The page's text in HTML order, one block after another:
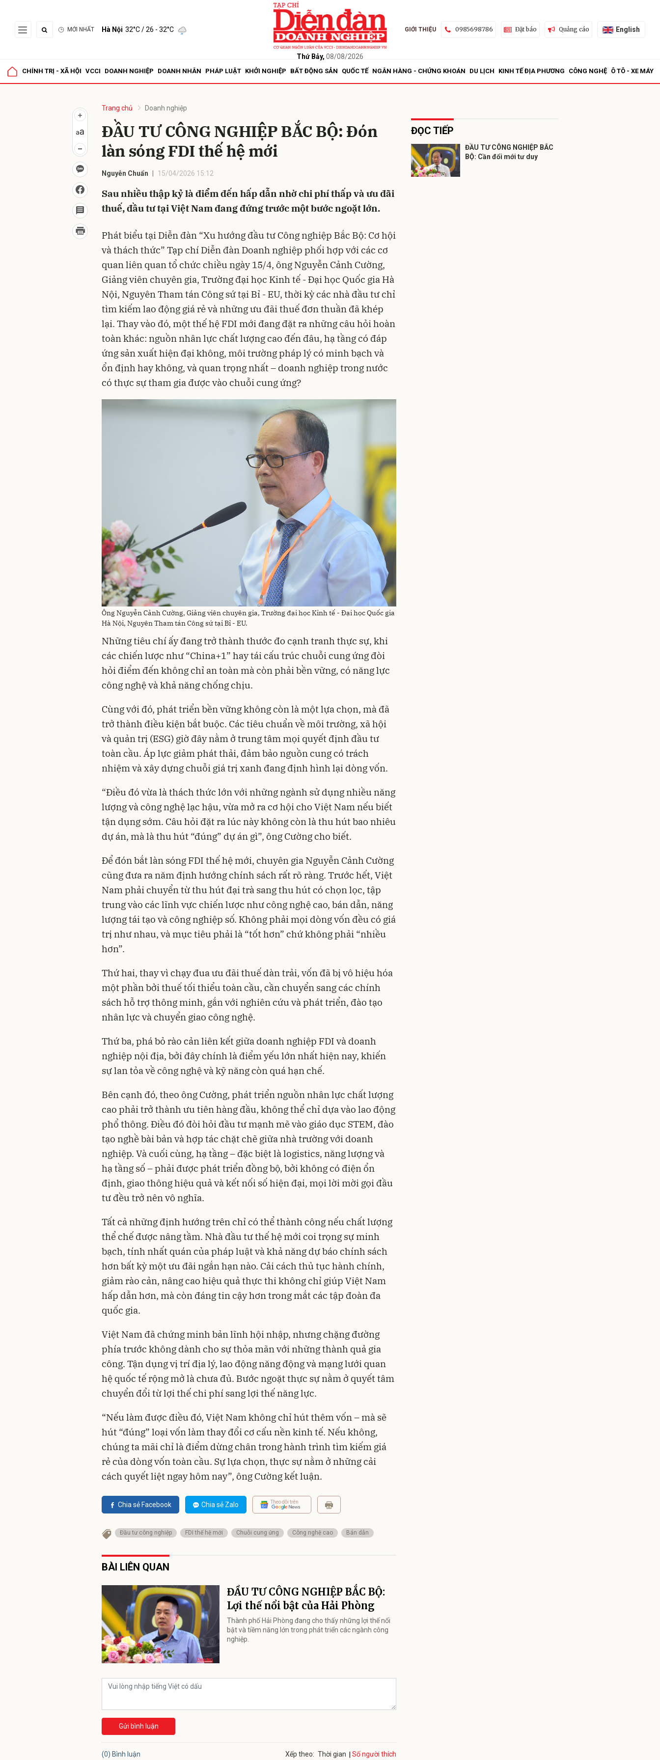
MỚI NHẤT Hà Nội 32°C/ 26 - 32°C
Thứ Bảy, 08/08/2026
GIỚI THIỆU 0985698786 Đặt báo Quảng cáo English
CHÍNH TRỊ - XÃ HỘI VCCI DOANH NGHIỆP DOANH NHÂN PHÁP LUẬT KHỞI NGHIỆP BẤT ĐỘNG SẢN QUỐC TẾ NGÂN HÀNG - CHỨNG KHOÁN DU LỊCH KINH TẾ ĐỊA PHƯƠNG CÔNG NGHỆ Ô TÔ - XE MÁY
Trang chủ Doanh nghiệp
ĐẦU TƯ CÔNG NGHIỆP BẮC BỘ: Đón
làn sóng FDI thế hệ mới
Nguyễn Chuẩn 15/04/2026 15:12
Sau nhiều thập kỷ là điểm đến hấp dẫn nhờ chi phí thấp và ưu đãi
thuế, đầu tư tại Việt Nam đang đứng trước một bước ngoặt lớn.
Phát biểu tại Diễn đàn “Xu hướng đầu tư Công nghiệp Bắc Bộ: Cơ hội
và thách thức” Tạp chí Diễn đàn Doanh nghiệp phối hợp với các cơ
quan liên quan tổ chức chiều ngày 15/4, ông Nguyễn Cảnh Cường,
Giảng viên chuyên gia, Trường đại học Kinh tế - Đại học Quốc gia Hà
Nội, Nguyên Tham tán Công sứ tại Bỉ - EU, thời kỳ các nhà đầu tư chỉ
tìm kiếm lao động giá rẻ và những ưu đãi thuế đơn thuần đã khép
lại. Thay vào đó, một thế hệ FDI mới đang đặt ra những câu hỏi hoàn
toàn khác: nguồn nhân lực chất lượng cao đến đâu, hạ tầng có đáp
ứng sản xuất hiện đại không, môi trường pháp lý có minh bạch và
ổn định hay không, và quan trọng nhất – doanh nghiệp trong nước
có thực sự tham gia được vào chuỗi cung ứng?
Ông Nguyễn Cảnh Cường, Giảng viên chuyên gia, Trường đại học Kinh tế - Đại học Quốc gia
Hà Nội, Nguyên Tham tán Công sứ tại Bỉ - EU.
Những tiêu chí ấy đang trở thành thước đo cạnh tranh thực sự, khi
các chiến lược như “China+1” hay tái cấu trúc chuỗi cung ứng đòi
hỏi điểm đến không chỉ an toàn mà còn phải bền vững, có năng lực
công nghệ và khả năng chống chịu.
Cùng với đó, phát triển bền vững không còn là một lựa chọn, mà đã
trở thành điều kiện bắt buộc. Các tiêu chuẩn về môi trường, xã hội
và quản trị (ESG) giờ đây nằm ở trung tâm mọi quyết định đầu tư
toàn cầu. Áp lực giảm phát thải, đảm bảo nguồn cung có trách
nhiệm và xây dựng chuỗi giá trị xanh đang định hình lại dòng vốn.
“Điều đó vừa là thách thức lớn với những ngành sử dụng nhiều năng
lượng và công nghệ lạc hậu, vừa mở ra cơ hội cho Việt Nam nếu biết
tận dụng sớm. Câu hỏi đặt ra lúc này không còn là thu hút bao nhiêu
dự án, mà là thu hút “đúng” dự án gì”, ông Cường cho biết.
Để đón bắt làn sóng FDI thế hệ mới, chuyên gia Nguyễn Cảnh Cường
cũng đưa ra năm định hướng chính sách rất rõ ràng. Trước hết, Việt
Nam phải chuyển từ thu hút đại trà sang thu hút có chọn lọc, tập
trung vào các lĩnh vực chiến lược như công nghệ cao, bán dẫn, năng
lượng tái tạo và công nghiệp số. Không phải mọi dòng vốn đều có giá
trị như nhau, và mục tiêu phải là “tốt hơn” chứ không phải “nhiều
hơn”.
Thứ hai, thay vì chạy đua ưu đãi thuế dàn trải, vốn đã bị vô hiệu hóa
một phần bởi thuế tối thiểu toàn cầu, cần chuyển sang các chính
sách hỗ trợ thông minh, gắn với nghiên cứu và phát triển, đào tạo
nhân lực và chuyển giao công nghệ.
Thứ ba, phá bỏ rào cản liên kết giữa doanh nghiệp FDI và doanh
nghiệp nội địa, bởi đây chính là điểm yếu lớn nhất hiện nay, khiến
sự lan tỏa về công nghệ và kỹ năng còn quá hạn chế.
Bên cạnh đó, theo ông Cường, phát triển nguồn nhân lực chất lượng
cao phải trở thành ưu tiên hàng đầu, không thể chỉ dựa vào lao động
phổ thông. Điều đó đòi hỏi đầu tư mạnh mẽ vào giáo dục STEM, đào
tạo nghề bài bản và hợp tác chặt chẽ giữa nhà trường với doanh
nghiệp. Và cuối cùng, hạ tầng – đặc biệt là logistics, năng lượng và
hạ tầng số – phải được phát triển đồng bộ, bởi không có điện ổn
định, giao thông hiệu quả và kết nối số hiện đại, mọi lời mời gọi đầu
tư đều trở nên vô nghĩa.
Tất cả những định hướng trên chỉ có thể thành công nếu chất lượng
thể chế được nâng tầm. Nhà đầu tư thế hệ mới coi trọng sự minh
bạch, tính nhất quán của pháp luật và khả năng dự báo chính sách
hơn bất kỳ một ưu đãi ngắn hạn nào. Cải cách thủ tục hành chính,
giảm rào cản, nâng cao hiệu quả thực thi không chỉ giúp Việt Nam
hấp dẫn hơn, mà còn đáng tin cậy hơn trong mắt các tập đoàn đa
quốc gia.
Việt Nam đã chứng minh bản lĩnh hội nhập, nhưng chặng đường
phía trước không dành cho sự thỏa mãn với những thành quả gia
công. Tận dụng vị trí địa lý, lao động năng động và mạng lưới quan
hệ quốc tế rộng mở là chưa đủ. Bước ngoặt thực sự nằm ở quyết tâm
chuyển đổi từ lợi thế chi phí sang lợi thế năng lực.
“Nếu làm được điều đó, Việt Nam không chỉ hút thêm vốn – mà sẽ
hút “đúng” loại vốn làm thay đổi cơ cấu nền kinh tế. Nếu không,
chúng ta mãi chỉ là điểm dừng chân trong hành trình tìm kiếm giá
rẻ của dòng vốn toàn cầu. Sự lựa chọn, thực sự nằm ở những cải
cách quyết liệt ngay hôm nay”, ông Cường kết luận.
Chia sẻ Facebook Chia sẻ Zalo Theo dõi trên
Đầu tư công nghiệp FDI thế hệ mới Chuỗi cung ứng Công nghệ cao Bán dẫn
BÀI LIÊN QUAN
ĐẦU TƯ CÔNG NGHIỆP BẮC BỘ:
Lợi thế nổi bật của Hải Phòng
Thành phố Hải Phòng đang cho thấy những lợi thế nổi
bật và tiềm năng lớn trong phát triển các ngành công
nghiệp.
Gửi bình luận
(0) Bình luận Xếp theo: Thời gian Số người thích
ĐỌC TIẾP
ĐẦU TƯ CÔNG NGHIỆP BẮC
BỘ: Cần đổi mới tư duy
Gửi